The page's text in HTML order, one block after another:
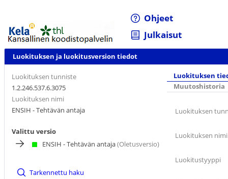
Ohjeet
Julkaisut
Luokituksen ja luokitusversion tiedot
Luokituksen tunniste
1.2.246.537.6.3075
Luokituksen nimi
ENSIH - Tehtävän antaja
Valittu versio
ENSIH - Tehtävän antaja(Oletusversio)
Tarkennettu haku
Luokituksen
Muutoshistoria
Luokituksen
Luokituksen nimi
Luokitustyyppi